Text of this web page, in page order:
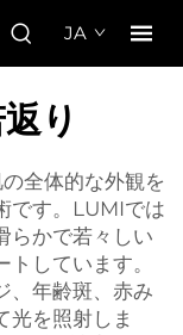
JA
り
全体的な外観を
です。LUMIでは
らかで若々しい
しています。
、年齢斑、赤み
光を照射しま